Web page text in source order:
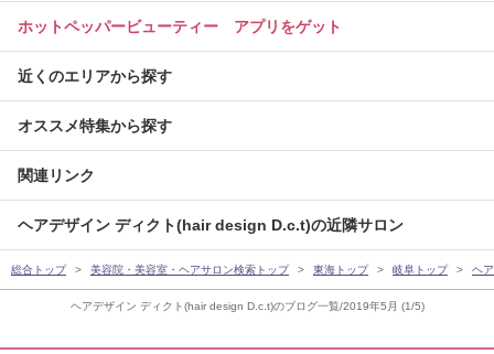
ヘアデザイン ディクト(hair design D.c.t)のブログ一覧/2019年5月 (1/5)
ホットペッパービューティー アプリをゲット
近くのエリアから探す
オススメ特集から探す
関連リンク
ヘアデザイン ディクト(hair design D.c.t)の近隣サロン
総合トップ 美容院・美容室・ヘアサロン検索トップ 東海トップ 岐阜トップ ヘ